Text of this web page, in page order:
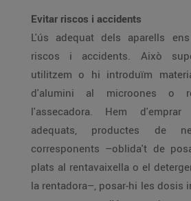
Evitar riscos i accidents
L'ús adequat dels aparells
riscos i accidents. Això suposa que només
utilitzem o hi introduïm materials apropiats,
d'alumini al microones o
l'assecadora. Hem d'emprar els carregadors
adequats, productes de
corresponents –oblida't de
plats al rentavaixella o el detergent del rentaplats a
la rentadora–, posar-hi les dosis indicades i triar els